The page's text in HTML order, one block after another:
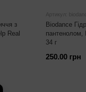
з
Real
Артикул:
Biodance
пантенолом,
34 г
250.00 грн